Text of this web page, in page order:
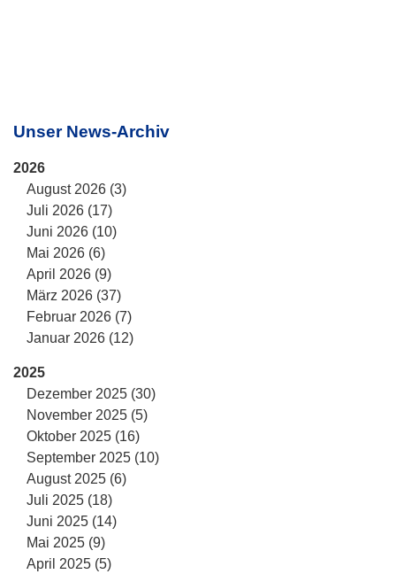
Unser News-Archiv
2026
August 2026 (3)
Juli 2026 (17)
Juni 2026 (10)
Mai 2026 (6)
April 2026 (9)
März 2026 (37)
Februar 2026 (7)
Januar 2026 (12)
2025
Dezember 2025 (30)
November 2025 (5)
Oktober 2025 (16)
September 2025 (10)
August 2025 (6)
Juli 2025 (18)
Juni 2025 (14)
Mai 2025 (9)
April 2025 (5)